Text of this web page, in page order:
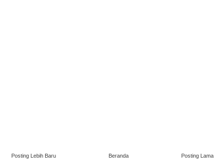
Posting Lebih Baru Posting Lama
Beranda